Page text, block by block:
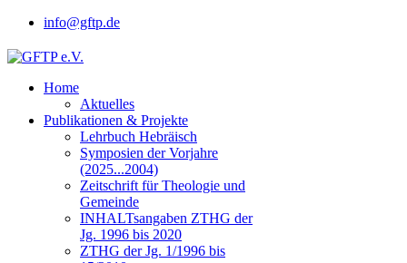
info@gftp.de
Home
Aktuelles
Publikationen & Projekte
Lehrbuch Hebräisch
Symposien der Vorjahre
(2025...2004)
Zeitschrift für Theologie und
Gemeinde
INHALTsangaben ZTHG der
Jg. 1996 bis 2020
ZTHG der Jg. 1/1996 bis